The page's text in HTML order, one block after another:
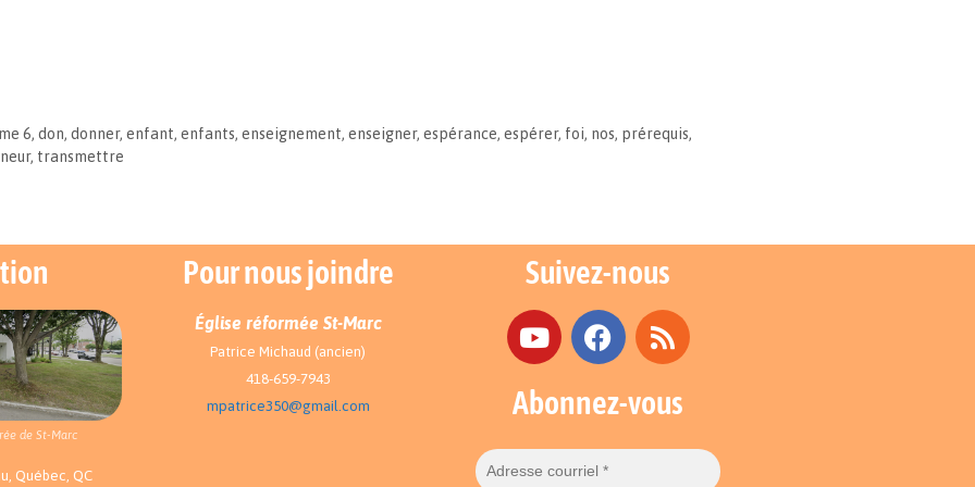
6, don, donner, enfant, enfants, enseignement, enseigner, espérance, espérer, foi, nos, prérequis,
, transmettre
de St-Marc
Québec, QC
Pour nous joindre
Église réformée St-Marc
Patrice Michaud (ancien)
418-659-7943
mpatrice350@gmail.com
Suivez-nous
Abonnez-vous